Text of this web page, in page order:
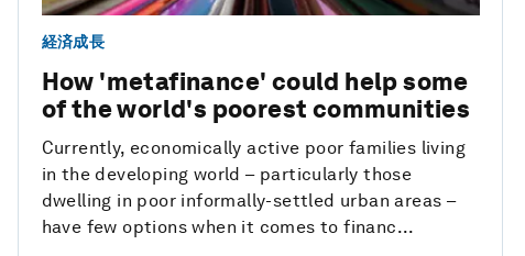
経済成長
How 'metafinance' could help some
of the world's poorest communities
Currently, economically active poor families living
in the developing world – particularly those
dwelling in poor informally-settled urban areas –
have few options when it comes to financ...